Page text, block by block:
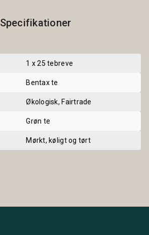
Specifikationer
1 x 25 tebreve
Bentax te
Økologisk, Fairtrade
Grøn te
Mørkt, køligt og tørt